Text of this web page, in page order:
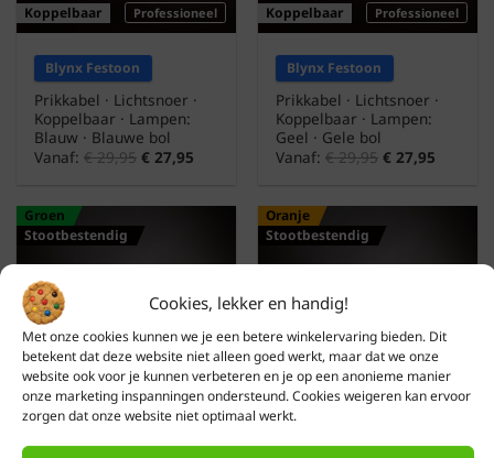
Cookies, lekker en handig!
Met onze cookies kunnen we je een betere winkelervaring bieden. Dit
betekent dat deze website niet alleen goed werkt, maar dat we onze
website ook voor je kunnen verbeteren en je op een anonieme manier
onze marketing inspanningen ondersteund. Cookies weigeren kan ervoor
zorgen dat onze website niet optimaal werkt.
Professioneel
Koppelbaar
Blynx Festoon
Prikkabel · Lichtsnoer ·
Koppelbaar · Lampen:
Blauw · Blauwe bol
Vanaf:€29,95 € 27,95
Professioneel
Koppelbaar
Blynx Festoon
Prikkabel · Lichtsnoer ·
Koppelbaar · Lampen:
Geel · Gele bol
Vanaf:€29,95 € 27,95
Groen
Stootbestendig
Professioneel
Koppelbaar
Oranje
Stootbestendig
Professioneel
Koppelbaar